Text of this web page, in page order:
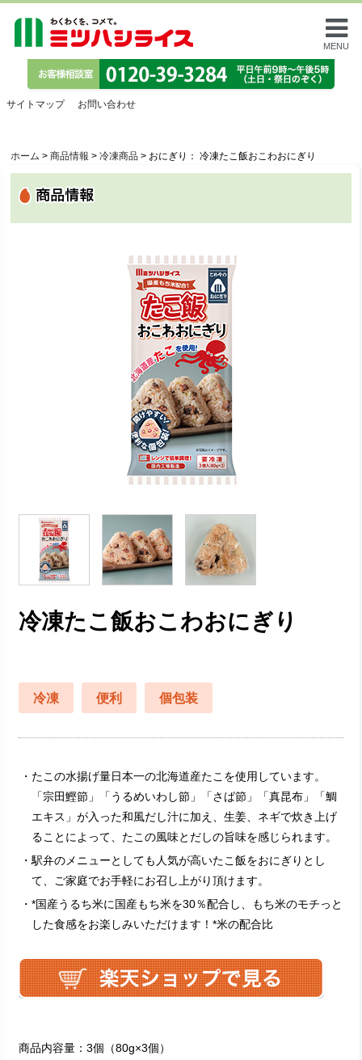
MENU
サイトマップ お問い合わせ
ホーム > 商品情報 > 冷凍商品 > おにぎり： 冷凍たこ飯おこわおにぎり
冷凍たこ飯おこわおにぎり
冷凍 便利 個包装
・たこの水揚げ量日本一の北海道産たこを使用しています。
「宗田鰹節」「うるめいわし節」「さば節」「真昆布」「鯛
エキス」が入った和風だし汁に加え、生姜、ネギで炊き上げ
ることによって、たこの風味とだしの旨味を感じられます。
・駅弁のメニューとしても人気が高いたこ飯をおにぎりとし
て、ご家庭でお手軽にお召し上がり頂けます。
・*国産うるち米に国産もち米を30％配合し、もち米のモチっと
した食感をお楽しみいただけます！ *米の配合比
商品内容量：3個（80g×3個）